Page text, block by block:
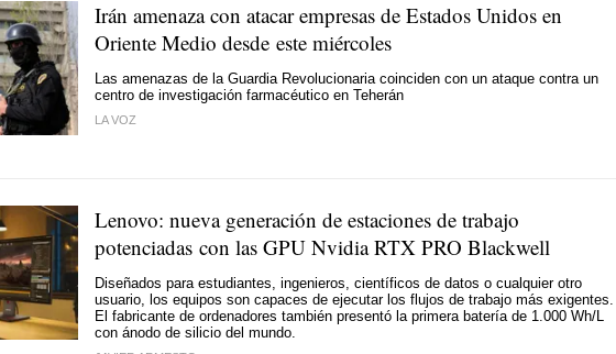
Irán amenaza con atacar empresas de Estados Unidos en
Oriente Medio desde este miércoles
Las amenazas de la Guardia Revolucionaria coinciden con un ataque contra un
centro de investigación farmacéutico en Teherán
LA VOZ
Lenovo: nueva generación de estaciones de trabajo
potenciadas con las GPU Nvidia RTX PRO Blackwell
Diseñados para estudiantes, ingenieros, científicos de datos o cualquier otro
usuario, los equipos son capaces de ejecutar los flujos de trabajo más exigentes.
El fabricante de ordenadores también presentó la primera batería de 1.000 Wh/L
con ánodo de silicio del mundo.